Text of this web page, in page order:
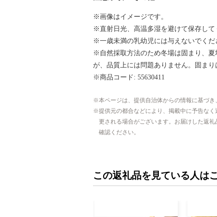
※画像はイメージです。
※直射日光、高温多湿を避けて保存して
※一歳未満の乳幼児には与えないでくだ
※自然採取方法のため冬場は固まり、
が、品質上には問題ありません。固ま
※商品コード: 55630411
本ページは、提供自治体からの情報に基づ
提供元の都合などにより、掲載中に予告な
更される場合がございます。お届けした返
確認ください。
この返礼品を見ている人は